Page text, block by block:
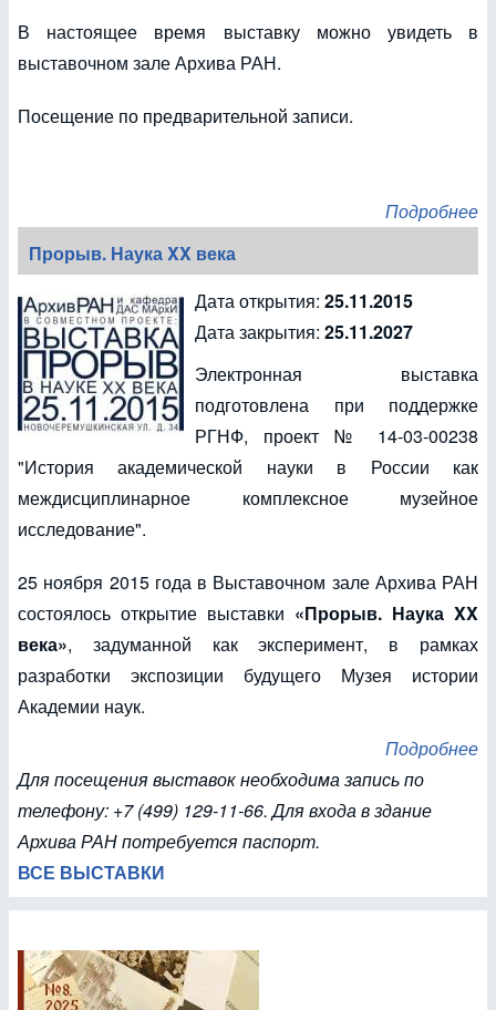
В настоящее время выставку можно увидеть в
выставочном зале Архива РАН.
Посещение по предварительной записи.
Подробнее
Прорыв. Наука XX века
Дата открытия: 25.11.2015
Дата закрытия: 25.11.2027
Электронная выставка
подготовлена при поддержке
РГНФ, проект № 14-03-00238
"История академической науки в России как
междисциплинарное комплексное музейное
исследование".
25 ноября 2015 года в Выставочном зале Архива РАН
состоялось открытие выставки «Прорыв. Наука XX
века», задуманной как эксперимент, в рамках
разработки экспозиции будущего Музея истории
Академии наук.
Подробнее
Для посещения выставок необходима запись по
телефону: +7 (499) 129-11-66. Для входа в здание
Архива РАН потребуется паспорт.
ВСЕ ВЫСТАВКИ